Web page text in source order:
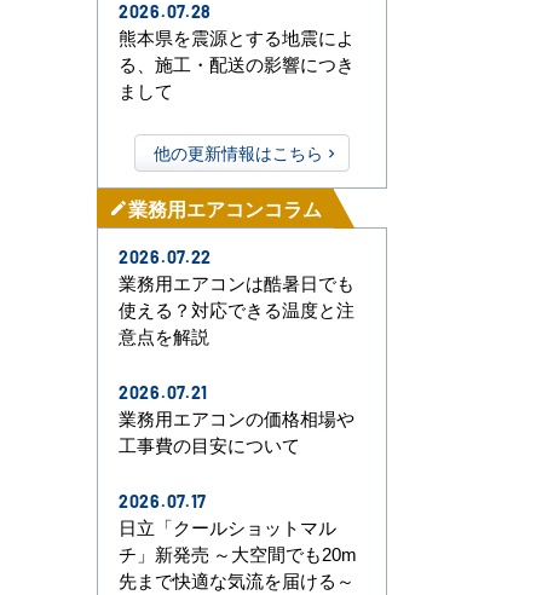
2026.07.28
熊本県を震源とする地震によ
る、施工・配送の影響につき
まして
他の更新情報はこちら
mode_edit業務用エアコンコラム
2026.07.22
業務用エアコンは酷暑日でも
使える？対応できる温度と注
意点を解説
2026.07.21
業務用エアコンの価格相場や
工事費の目安について
2026.07.17
日立「クールショットマル
チ」新発売 ～大空間でも20m
先まで快適な気流を届ける～